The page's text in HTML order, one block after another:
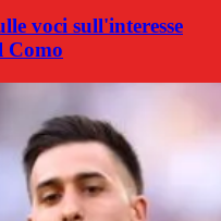
voci sull'interesse
Como